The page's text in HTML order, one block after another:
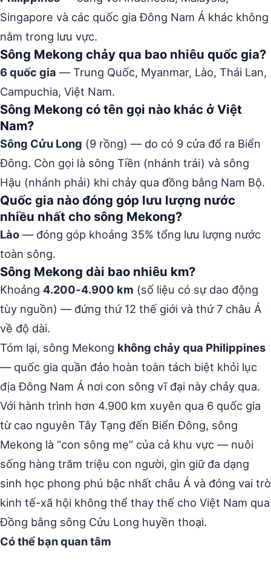
Singapore và các quốc gia Đông Nam Á khác không
nằm trong lưu vực.
Sông Mekong chảy qua bao nhiêu quốc gia?
6 quốc gia — Trung Quốc, Myanmar, Lào, Thái Lan,
Campuchia, Việt Nam.
Sông Mekong có tên gọi nào khác ở Việt
Nam?
Sông Cửu Long (9 rồng) — do có 9 cửa đổ ra Biển
Đông. Còn gọi là sông Tiền (nhánh trái) và sông
Hậu (nhánh phải) khi chảy qua đồng bằng Nam Bộ.
Quốc gia nào đóng góp lưu lượng nước
nhiều nhất cho sông Mekong?
Lào — đóng góp khoảng 35% tổng lưu lượng nước
toàn sông.
Sông Mekong dài bao nhiêu km?
Khoảng 4.200-4.900 km (số liệu có sự dao động
tùy nguồn) — đứng thứ 12 thế giới và thứ 7 châu Á
về độ dài.
Tóm lại, sông Mekong không chảy qua Philippines
— quốc gia quần đảo hoàn toàn tách biệt khỏi lục
địa Đông Nam Á nơi con sông vĩ đại này chảy qua.
Với hành trình hơn 4.900 km xuyên qua 6 quốc gia
từ cao nguyên Tây Tạng đến Biển Đông, sông
Mekong là “con sông mẹ” của cả khu vực — nuôi
sống hàng trăm triệu con người, gìn giữ đa dạng
sinh học phong phú bậc nhất châu Á và đóng vai trò
kinh tế-xã hội không thể thay thế cho Việt Nam qua
Đồng bằng sông Cửu Long huyền thoại.
Có thể bạn quan tâm